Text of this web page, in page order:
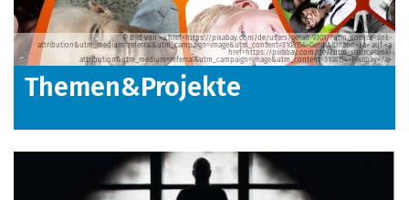
© Bild von <a href=https://pixabay.com/de/users/geralt-9301/?utm_source=link-
attribution&utm_medium=referral&utm_campaign=image&utm_content=3108154>Gerd Altmann</a> auf <a
href=https://pixabay.com/de/?utm_source=link-
attribution&utm_medium=referral&utm_campaign=image&utm_content=3108154>Pixabay</a>
Themen&Projekte